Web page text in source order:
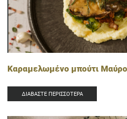
Καραμελωμένο μπούτι
ΔΙΑΒΆΣΤΕ ΠΕΡΙΣΣΌΤΕΡΑ